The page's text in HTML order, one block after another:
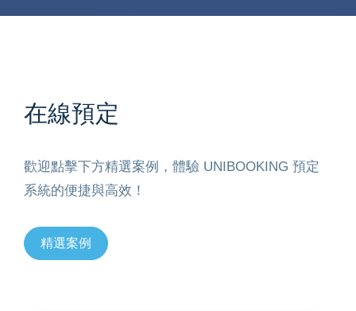
在線預定
歡迎點擊下方精選案例，體驗 UNIBOOKING 預定
系統的便捷與高效！
精選案例